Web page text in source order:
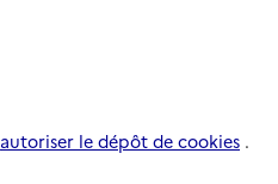
autoriser le dépôt de cookies .